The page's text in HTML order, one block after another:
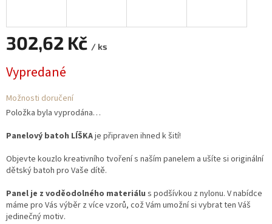
302,62 Kč / ks
cena:
Vypredané
Možnosti doručení
Položka byla vyprodána…
Panelový batoh LÍŠKAje připraven ihned k šití!
Objevte kouzlo kreativního tvoření s naším panelem a ušíte si originální
dětský batoh pro Vaše dítě.
Panel je z voděodolného materiálu s podšívkou z nylonu. V nabídce
máme pro Vás výběr z více vzorů, což Vám umožní si vybrat ten Váš
jedinečný motiv.